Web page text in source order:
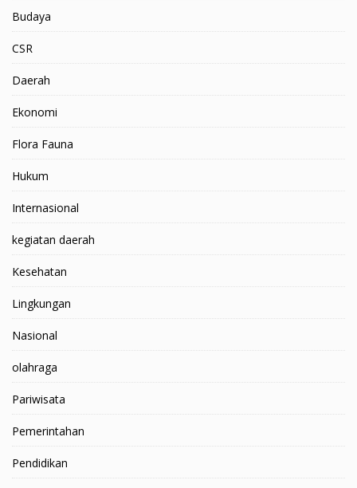
Budaya
CSR
Daerah
Ekonomi
Flora Fauna
Hukum
Internasional
kegiatan daerah
Kesehatan
Lingkungan
Nasional
olahraga
Pariwisata
Pemerintahan
Pendidikan